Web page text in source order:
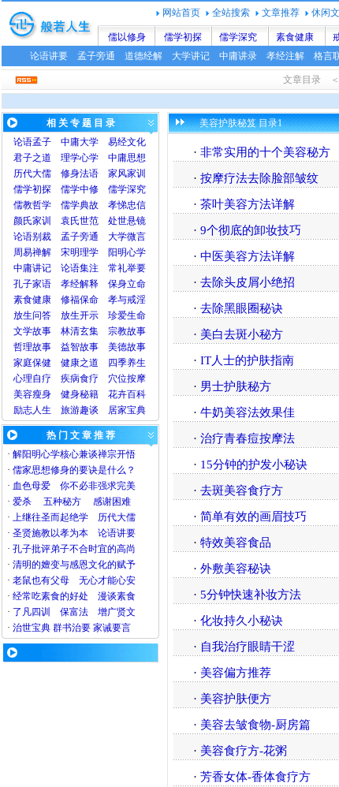
网站首页 全站搜索 文章推荐 休闲
儒以修身 儒学初探 儒学深究 素食健康
论语讲要
孟子旁通 道德经解 大学讲记 中庸讲录 孝经注解 格言
文章目录
相 关 专 题 目 录
论语孟子 中庸大学
易经文化
君子之道
理学心学
中庸思想
历代大儒
修身法语
家风家训
儒学初探
儒学中修
儒学深究
儒教哲学
儒学典故
孝悌忠信
颜氏家训
袁氏世范
处世悬镜
论语别裁
孟子旁通
大学微言
周易禅解
宋明理学
阳明心学
中庸讲记
论语集注
常礼举要
孔子家语
孝经解释
保身立命
素食健康
修福保命
孝与戒淫
放生问答
放生开示
珍爱生命
文学故事
林清玄集
宗教故事
哲理故事
益智故事
美德故事
家庭保健
健康之道
四季养生
心理自疗 疾病食疗 穴位按摩
美容瘦身 健身秘籍 花卉百科
励志人生
旅游趣谈 居家宝典
热 门 文 章 推 荐
· 解阳明心学核心兼谈禅宗开悟
· 儒家思想修身的要诀是什么？
· 血色母爱
你不必非强求完美
· 爱杀 五种秘方
感谢困难
· 上继往圣而起绝学
历代大儒
· 圣贤施教以孝为本
论语讲要
· 孔子批评弟子不合时宜的高尚
· 清明的嬗变与感恩文化的赋予
· 老鼠也有父母
无心才能心安
· 经常吃素食的好处
漫谈素食
· 了凡四训 保富法
增广贤文
· 治世宝典 群书治要 家诫要言
美容护肤秘笈 目录1
· 非常实用的十个美容秘方
· 按摩疗法去除脸部皱纹
· 茶叶美容方法详解
· 9个彻底的卸妆技巧
· 中医美容方法详解
· 去除头皮屑小绝招
· 去除黑眼圈秘诀
· 美白去斑小秘方
· IT人士的护肤指南
· 男士护肤秘方
· 牛奶美容法效果佳
· 治疗青春痘按摩法
· 15分钟的护发小秘诀
· 去斑美容食疗方
· 简单有效的画眉技巧
· 特效美容食品
· 外敷美容秘诀
· 5分钟快速补妆方法
· 化妆持久小秘诀
· 自我治疗眼睛干涩
· 美容偏方推荐
· 美容护肤便方
· 美容去皱食物-厨房篇
· 美容食疗方-花粥
· 芳香女体-香体食疗方